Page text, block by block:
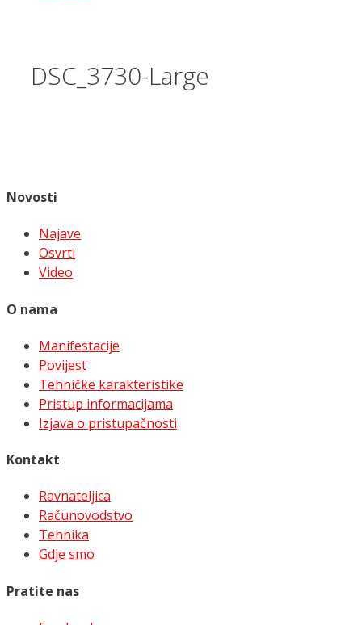
DSC_3730-Large
Novosti
Najave
Osvrti
Video
O nama
Manifestacije
Povijest
Tehničke karakteristike
Pristup informacijama
Izjava o pristupačnosti
Kontakt
Ravnateljica
Računovodstvo
Tehnika
Gdje smo
Pratite nas